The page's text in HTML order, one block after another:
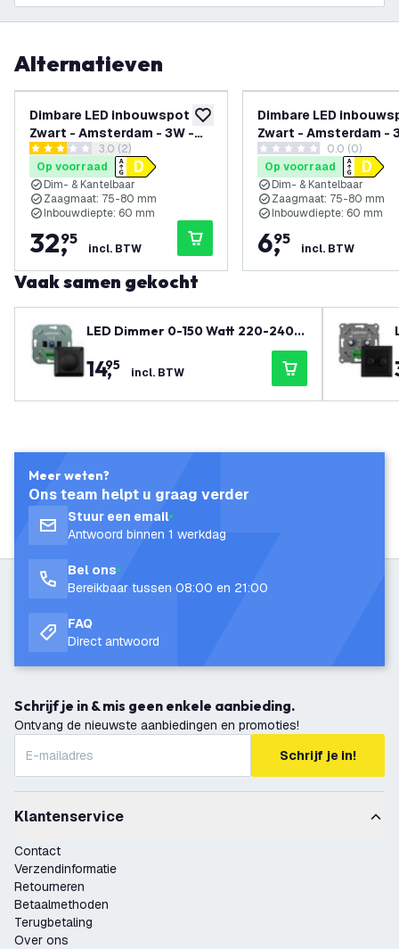
Alternatieven
toevoegen aan verlanglijst
Dimbare LED inbouwspot
Zwart - Amsterdam - 3W -
4000K - ø82mm - 6 pack
reviews drawer openen
3 score sterren3.0 (2)
Op voorraad
Dim- & Kantelbaar
Zaagmaat: 75-80 mm
Inbouwdiepte: 60 mm
32,
95
incl. BTW
Dimbare LED
Zwart - Amsterdam -
4000K - ø82mm
0 score sterren0.0 (0)
Op voorraad
Dim- & Kantelbaar
Zaagmaat: 75-80 mm
Inbouwdiepte: 60 mm
6,
95
incl. BTW
Vaak samen gekocht
LED Dimmer 0-150 Watt 220-240V
- Fase Afsnijding - Universeel - Co
mpleet
14,
95 incl. BTW
Meer weten?
Ons team helpt u graag verder
Stuur een email
Antwoord binnen 1 werkdag
Bel ons
Bereikbaar tussen 08:00 en 21:00
FAQ
Direct antwoord
Schrijf je in & mis geen enkele aanbieding.
Ontvang de nieuwste aanbiedingen en promoties!
Schrijf je in!
Klantenservice
Contact
Verzendinformatie
Retourneren
Betaalmethoden
Terugbetaling
Over ons